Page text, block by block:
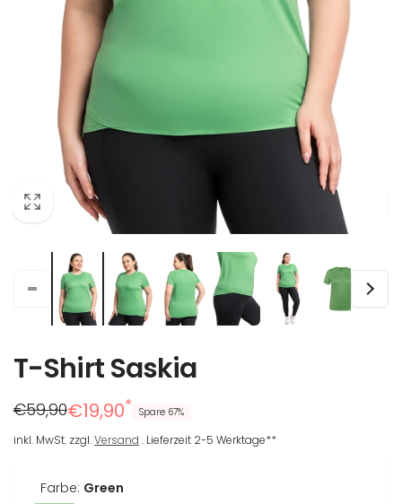
T-Shirt Saskia
Regulärer
Preis
€59,90
Reduzierter
Preis
€19,90* Spare 67%
inkl. MwSt. zzgl.Versand . Lieferzeit 2-5 Werktage**
Farbe: Green